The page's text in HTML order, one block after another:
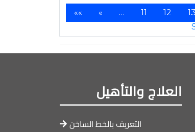
«« « … 11 12 13
العلاج والتأهيل
التعريف بالخط الساخن